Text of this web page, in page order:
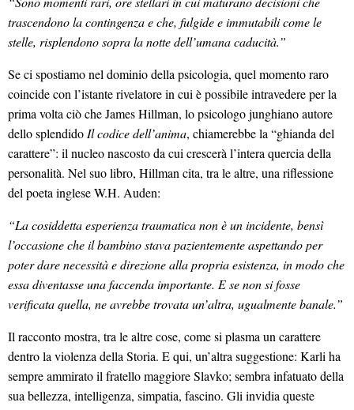
trascendono la contingenza e che, fulgide e immutabili come le
stelle, risplendono sopra la notte dell’umana caducità.”
Se ci spostiamo nel dominio della psicologia, quel momento raro
coincide con l’istante rivelatore in cui è possibile intravedere per la
prima volta ciò che James Hillman, lo psicologo junghiano autore
dello splendido Il codice dell’anima, chiamerebbe la “ghianda del
carattere”: il nucleo nascosto da cui crescerà l’intera quercia della
personalità. Nel suo libro, Hillman cita, tra le altre, una riflessione
del poeta inglese W.H. Auden:
“La cosiddetta esperienza traumatica non è un incidente, bensì
l’occasione che il bambino stava pazientemente aspettando per
poter dare necessità e direzione alla propria esistenza, in modo che
essa diventasse una faccenda importante. E se non si fosse
verificata quella, ne avrebbe trovata un’altra, ugualmente banale.”
Il racconto mostra, tra le altre cose, come si plasma un carattere
dentro la violenza della Storia. E qui, un’altra suggestione: Karli ha
sempre ammirato il fratello maggiore Slavko; sembra infatuato della
sua bellezza, intelligenza, simpatia, fascino. Gli invidia queste